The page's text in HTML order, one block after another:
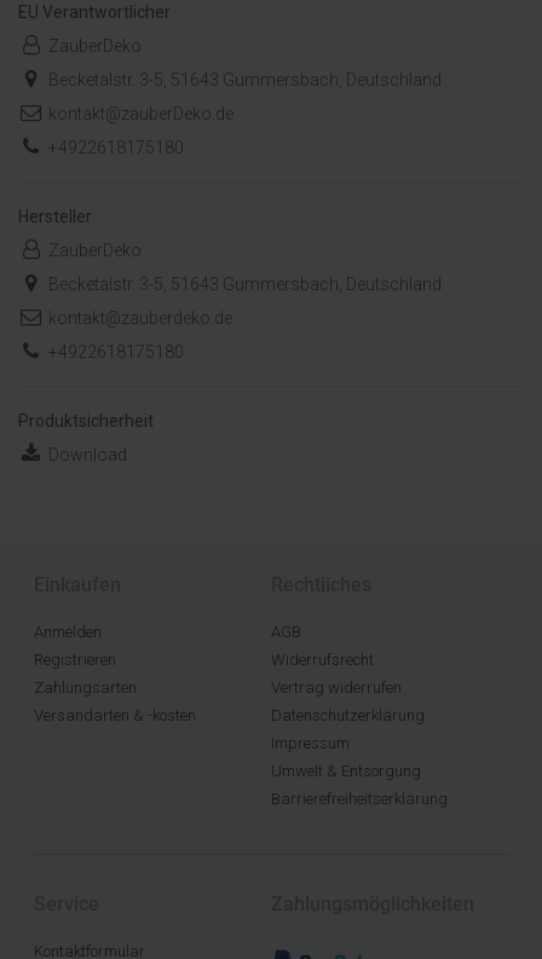
EU Verantwortlicher
ZauberDeko
Becketalstr. 3-5, 51643 Gummersbach, Deutschland
kontakt@zauberDeko.de
+4922618175180
Hersteller
ZauberDeko
Becketalstr. 3-5, 51643 Gummersbach, Deutschland
kontakt@zauberdeko.de
+4922618175180
Produktsicherheit
Download
Anmelden
Registrieren
Zahlungsarten
Versandarten & -kosten
AGB
Widerrufsrecht
Vertrag widerrufen
Datenschutzerklärung
Impressum
Umwelt & Entsorgung
Barrierefreiheitserklärung
Kontaktformular